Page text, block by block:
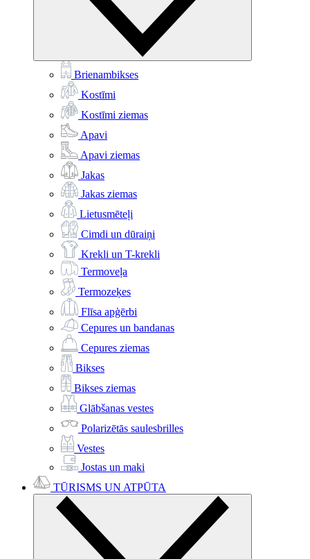
Brienambikses
Kostīmi
Kostīmi ziemas
Apavi
Apavi ziemas
Jakas
Jakas ziemas
Lietusmēteļi
Cimdi un dūraiņi
Krekli un T-krekli
Termoveļa
Termozeķes
Flīsa apģērbi
Cepures un bandanas
Cepures ziemas
Bikses
Bikses ziemas
Glābšanas vestes
Polarizētās saulesbrilles
Vestes
Jostas un maki
TŪRISMS UN ATPŪTA